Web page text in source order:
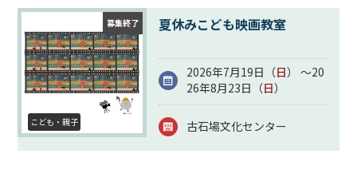
募集終了
こども・親子
夏休みこども映画教室
2026年7月19日（日） ～20
26年8月23日（日）
古石場文化センター